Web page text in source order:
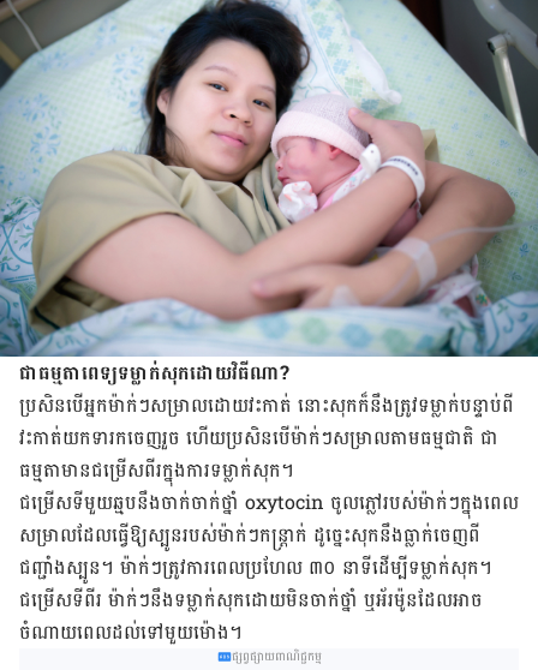
ជាធម្មតាពេទ្យទម្លាក់សុកដោយវិធីណា?
ប្រសិនបើ​អ្នកម៉ាក់ៗសម្រាលដោយ​វះកាត់ នោះ​សុក​ក៏​នឹង​ត្រូវ​ទម្លាក់​បន្ទាប់​ពី​
វះកាត់​យក​ទារកចេញរួច ហើយ​ប្រសិនបើម៉ាក់ៗសម្រាលតាមធម្មជាតិ ជា
ធម្មតាមានជម្រើសពីរក្នុងការទម្លាក់សុក។
ជម្រើសទីមួយឆ្មបនឹង​​ចាក់ចាក់​ថ្នាំ​ oxytocin ចូល​ភ្លៅ​របស់ម៉ាក់ៗក្នុង​ពេល​
សម្រាល​ដែល​ធ្វើឱ្យស្បូនរបស់ម៉ាក់ៗកន្រ្តាក់ ដូច្នេះសុកនឹងធ្លាក់ចេញពី
ជញ្ជាំង​​​ស្បូន។ ម៉ាក់ៗ​ត្រូវការពេលប្រហែល ៣០ នាទីដើម្បីទម្លាក់សុក។
ជម្រើសទីពីរ ម៉ាក់ៗនឹងទម្លាក់សុកដោយមិនចាក់ថ្នាំ ឬអ័រម៉ូន​​ដែលអាច
ចំណាយ​​ពេលដល់ទៅមួយម៉ោង។
ផ្សព្វផ្សាយពាណិជ្ជកម្ម